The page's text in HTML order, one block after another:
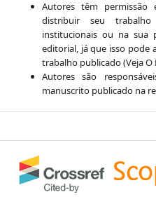
Autores têm
distribuir seu
institucionais ou na sua
editorial, já que isso pode
trabalho publicado (Veja O
Autores são
manuscrito publicado na